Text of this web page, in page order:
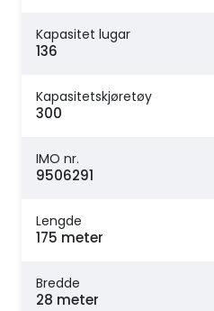
Kapasitet lugar
136
Kapasitetskjøretøy
300
IMO nr.
9506291
Lengde
175 meter
Bredde
28 meter